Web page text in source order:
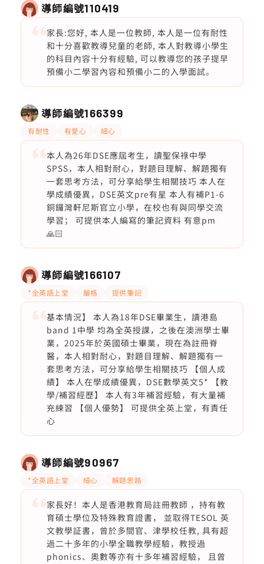
導師編號110419
家長:您好, 本人是一位教師, 本人是一位有耐性
和十分喜歡教導兒童的老師, 本人對教導小學生
的科目內容十分有經驗, 可以教導您的孩子提早
預備小二學習內容和預備小二的入學面試。
導師編號166399
有耐性 有愛心 細心
本人為26年DSE應屆考生，讀聖保祿中學
SPSS，本人相對耐心，對題目理解、解題獨有
一套思考方法，可分享給學生相關技巧 本人在
學成績優異，DSE英文pre有星 本人有補P1-6
銅鑼灣軒尼斯官立小學，在校也有與同學交流
學習； 可提供本人編寫的筆記資料 有意pm
🙏🏻
導師編號166107
*全英語上堂 嚴格 提供筆記
基本情況】 本人為18年DSE畢業生，讀港島
band 1中學 均為全英授課，之後在澳洲學士畢
業，2025年於英國碩士畢業，現在為註冊脊
醫，本人相對耐心，對題目理解、解題獨有一
套思考方法，可分享給學生相關技巧 【個人成
績】 本人在學成績優異，DSE數學英文5* 【教
學/補習經歷】 本人有3年補習經驗，有大量補
充練習 【個人優勢】 可提供全英上堂，有責任
心
導師編號90967
*全英語上堂 細心 解題思路
家長好！本人是香港教育局註冊教師 ，持有教
育碩士學位及特殊教育證書， 並取得TESOL 英
文教學証書，曾於多間官、津學校任教, 具有超
過二十多年的小學全職教學經驗，教授過
phonics、奧數等亦有十多年補習經驗， 且曾